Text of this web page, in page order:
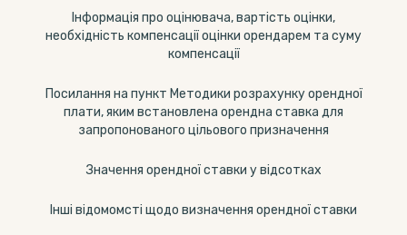
Інформація про оцінювача, вартість оцінки,
необхідність компенсації оцінки орендарем та суму
компенсації
Посилання на пункт Методики розрахунку орендної
плати, яким встановлена орендна ставка для
запропонованого цільового призначення
Значення орендної ставки у відсотках
Інші відомомсті щодо визначення орендної ставки